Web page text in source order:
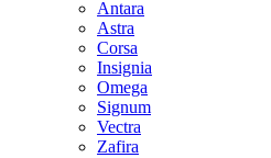
Antara
Astra
Corsa
Insignia
Omega
Signum
Vectra
Zafira